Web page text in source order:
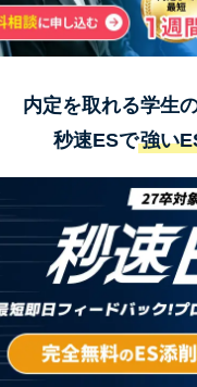
内定を取れる学生
秒速ESで強い